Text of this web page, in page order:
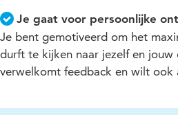
Je gaat voor persoonlijke
Je bent gemotiveerd om het
durft te kijken naar jezelf en
verwelkomt feedback en wilt ook